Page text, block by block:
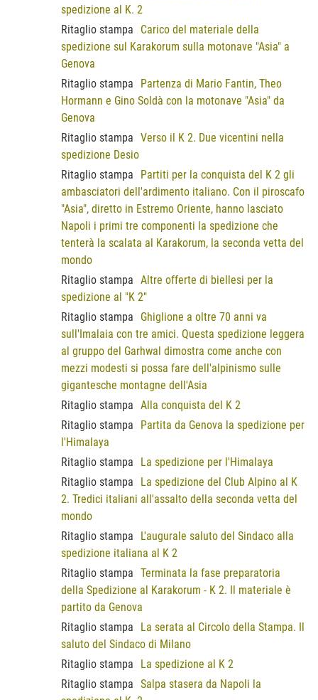
spedizione al K. 2
Ritaglio stampa
Carico del materiale della
spedizione sul Karakorum sulla motonave "Asia" a
Genova
Ritaglio stampa
Partenza di Mario Fantin, Theo
Hormann e Gino Soldà con la motonave "Asia" da
Genova
Ritaglio stampa Verso il K 2. Due vicentini nella
spedizione Desio
Ritaglio stampa
Partiti per la conquista del K 2 gli
ambasciatori dell'ardimento italiano. Con il piroscafo
"Asia", diretto in Estremo Oriente, hanno lasciato
Napoli i primi tre componenti la spedizione che
tenterà la scalata al Karakorum, la seconda vetta del
mondo
Ritaglio stampa Altre offerte di biellesi per la
spedizione al "K 2"
Ritaglio stampa
Ghiglione a oltre 70 anni va
sull'Imalaia con tre amici. Questa spedizione leggera
al gruppo del Garhwal dimostra come anche con
mezzi modesti si possa fare dell'alpinismo sulle
gigantesche montagne dell'Asia
Ritaglio stampa Alla conquista del K 2
Ritaglio stampa
Partita da Genova la spedizione per
l'Himalaya
Ritaglio stampa
La spedizione per l'Himalaya
Ritaglio stampa
La spedizione del Club Alpino al K
2. Tredici italiani all'assalto della seconda vetta del
mondo
Ritaglio stampa
L'augurale saluto del Sindaco alla
spedizione italiana al K 2
Ritaglio stampa Terminata la fase preparatoria
della Spedizione al Karakorum - K 2. Il materiale è
partito da Genova
Ritaglio stampa
La serata al Circolo della Stampa. Il
saluto del Sindaco di Milano
Ritaglio stampa
La spedizione al K 2
Ritaglio stampa Salpa stasera da Napoli la